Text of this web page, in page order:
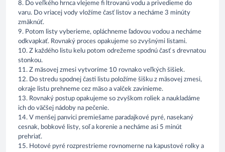
8. Do veľkého hrnca vlejeme fi ltrovanú vodu a privedieme do
varu. Do vriacej vody vložíme časť listov a necháme 3 minúty
zmäknúť.
9. Potom listy vyberieme, opláchneme ľadovou vodou a necháme
odkvapkať. Rovnaký proces opakujeme so zvyšnými listami.
10. Z každého listu kelu potom odrežeme spodnú časť s drevnatou
stonkou.
11. Z mäsovej zmesi vytvoríme 10 rovnako veľkých šišiek.
12. Do stredu spodnej časti listu položíme šišku z mäsovej zmesi,
okraje listu prehneme cez mäso a valček zavinieme.
13. Rovnaký postup opakujeme so zvyškom roliek a naukladáme
ich do väčšej nádoby na pečenie.
14. V menšej panvici premiešame paradajkové pyré, nasekaný
cesnak, bobkové listy, soľ a korenie a necháme asi 5 minút
prehriať.
15. Hotové pyré rozprestrieme rovnomerne na kapustové rolky a